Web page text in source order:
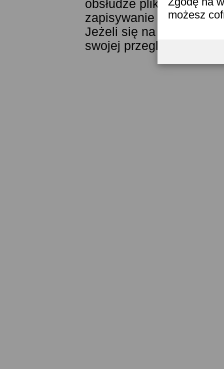
możesz
obsłudze plików
zapisywanie ich w
Jeżeli się na to nie
swojej przeglądarki.